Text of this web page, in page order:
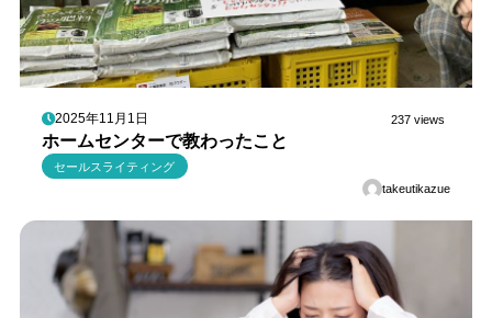
2025年11月1日 237 views
ホームセンターで教わったこと
セールスライティング
takeutikazue